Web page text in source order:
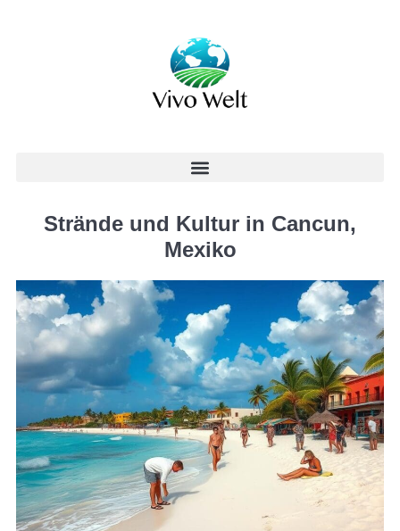
Strände und Kultur in Cancun,
Mexiko